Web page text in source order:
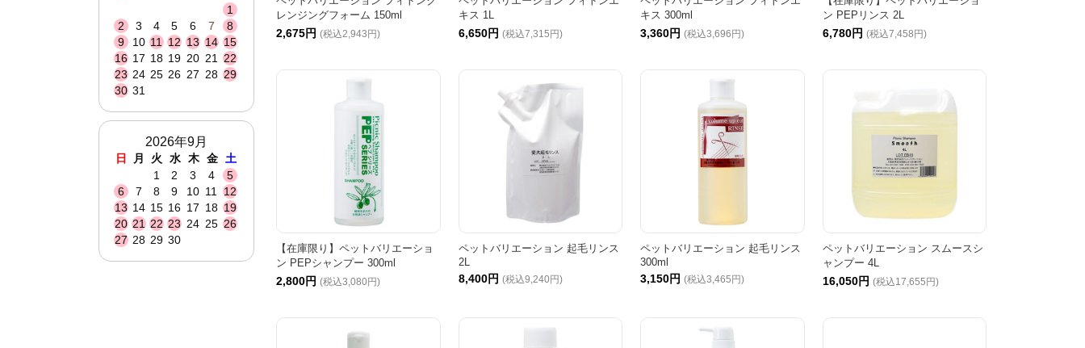
レンジングフォーム 150ml
2,675円 (税込2,943円)
キス 1L
6,650円 (税込7,315円)
キス 300ml
3,360円 (税込3,696円)
ン PEPリンス 2L
6,780円 (税込7,458円)
【在庫限り】ペットバリエーショ
ン PEPシャンプー 300ml
2,800円 (税込3,080円)
ペットバリエーション 起毛リンス
2L
8,400円 (税込9,240円)
ペットバリエーション 起毛リンス
300ml
3,150円 (税込3,465円)
ペットバリエーション スムースシ
ャンプー 4L
16,050円 (税込17,655円)
1
2
3 4 5 6 7
8
9
10 11 12 13 14 15
16 17 18 19 20 21 22
23 24 25 26 27 28 29
30 31
2026年9月
日 月 火 水 木 金
土
1
2 3 4
5
6
7 8 9 10 11
12
13 14 15 16 17 18 19
20 21 22 23 24 25 26
27 28 29 30